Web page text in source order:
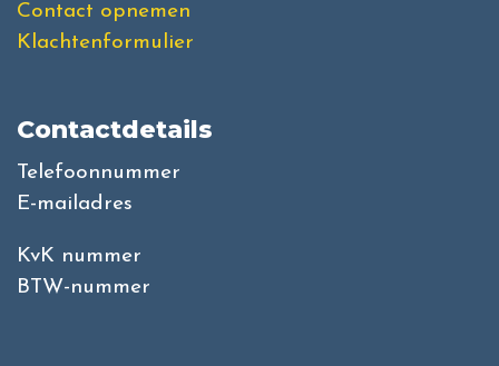
Contact opnemen
Klachtenformulier
Contactdetails
Telefoonnummer
E-mailadres
KvK nummer
BTW-nummer